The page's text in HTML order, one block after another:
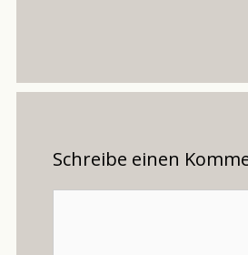
Schreibe einen